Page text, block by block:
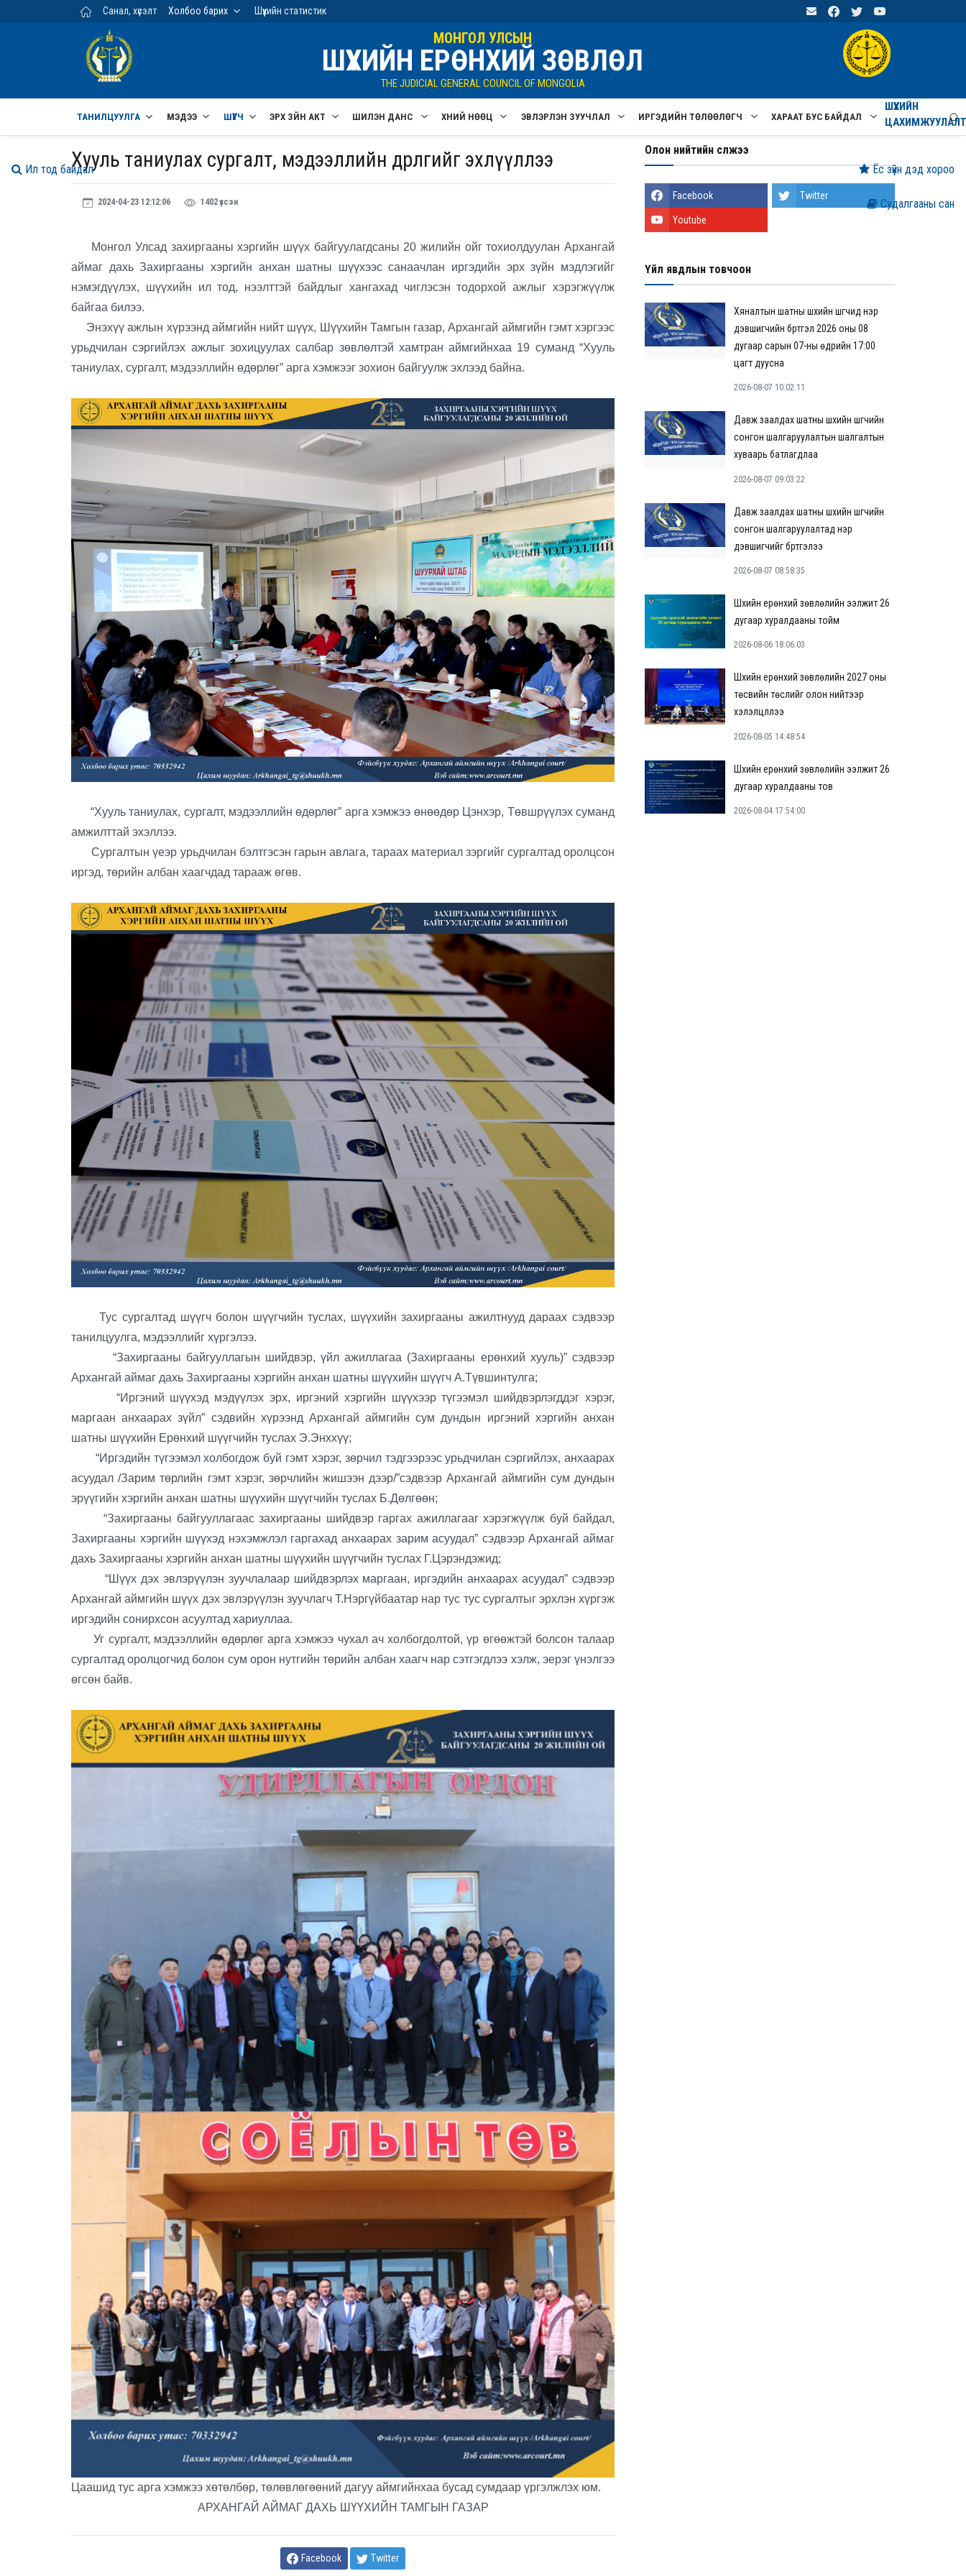
Үндсэн агуулга руу шилжих
Санал, хүсэлт Холбоо барих Шүүхийн статистик
МОНГОЛ УЛСЫН
ШҮҮХИЙН ЕРӨНХИЙ ЗӨВЛӨЛ
THE JUDICIAL GENERAL COUNCIL OF MONGOLIA
ТАНИЛЦУУЛГА МЭДЭЭ ШҮҮГЧ ЭРХ ЗҮЙН АКТ ШИЛЭН ДАНС ХҮНИЙ НӨӨЦ ЭВЛЭРҮҮЛЭН ЗУУЧЛАЛ ИРГЭДИЙН ТӨЛӨӨЛӨГЧ ХАРААТ БУС БАЙДАЛ
ШҮҮХИЙН
Хууль таниулах сургалт, мэдээллийн өдөрлөгийг эхлүүллээ
2024-04-23 12:12:06 1402 үзсэн
Монгол Улсад захиргааны хэргийн шүүх байгуулагдсаны 20 жилийн ойг тохиолдуулан Архангай
аймаг дахь Захиргааны хэргийн анхан шатны шүүхээс санаачлан иргэдийн эрх зүйн мэдлэгийг
нэмэгдүүлэх, шүүхийн ил тод, нээлттэй байдлыг хангахад чиглэсэн тодорхой ажлыг хэрэгжүүлж
байгаа билээ.
Энэхүү ажлын хүрээнд аймгийн нийт шүүх, Шүүхийн Тамгын газар, Архангай аймгийн гэмт хэргээс
урьдчилан сэргийлэх ажлыг зохицуулах салбар зөвлөлтэй хамтран аймгийнхаа 19 суманд “Хууль
таниулах, сургалт, мэдээллийн өдөрлөг” арга хэмжээг зохион байгуулж эхлээд байна.
“Хууль таниулах, сургалт, мэдээллийн өдөрлөг” арга хэмжээ өнөөдөр Цэнхэр, Төвшрүүлэх суманд
амжилттай эхэллээ.
Сургалтын үеэр урьдчилан бэлтгэсэн гарын авлага, тараах материал зэргийг сургалтад оролцсон
иргэд, төрийн албан хаагчдад тарааж өгөв.
Тус сургалтад шүүгч болон шүүгчийн туслах, шүүхийн захиргааны ажилтнууд дараах сэдвээр
танилцуулга, мэдээллийг хүргэлээ.
“Захиргааны байгууллагын шийдвэр, үйл ажиллагаа (Захиргааны ерөнхий хууль)” сэдвээр
Архангай аймаг дахь Захиргааны хэргийн анхан шатны шүүхийн шүүгч А.Түвшинтулга;
“Иргэний шүүхэд мэдүүлэх эрх, иргэний хэргийн шүүхээр түгээмэл шийдвэрлэгддэг хэрэг,
маргаан анхаарах зүйл” сэдвийн хүрээнд Архангай аймгийн сум дундын иргэний хэргийн анхан
шатны шүүхийн Ерөнхий шүүгчийн туслах Э.Энххүү;
“Иргэдийн түгээмэл холбогдож буй гэмт хэрэг, зөрчил тэдгээрээс урьдчилан сэргийлэх, анхаарах
асуудал /Зарим төрлийн гэмт хэрэг, зөрчлийн жишээн дээр/”сэдвээр Архангай аймгийн сум дундын
эрүүгийн хэргийн анхан шатны шүүхийн шүүгчийн туслах Б.Дөлгөөн;
“Захиргааны байгууллагаас захиргааны шийдвэр гаргах ажиллагааг хэрэгжүүлж буй байдал,
Захиргааны хэргийн шүүхэд нэхэмжлэл гаргахад анхаарах зарим асуудал” сэдвээр Архангай аймаг
дахь Захиргааны хэргийн анхан шатны шүүхийн шүүгчийн туслах Г.Цэрэндэжид;
“Шүүх дэх эвлэрүүлэн зуучлалаар шийдвэрлэх маргаан, иргэдийн анхаарах асуудал” сэдвээр
Архангай аймгийн шүүх дэх эвлэрүүлэн зуучлагч Т.Нэргүйбаатар нар тус тус сургалтыг эрхлэн хүргэж
иргэдийн сонирхсон асуултад хариуллаа.
Уг сургалт, мэдээллийн өдөрлөг арга хэмжээ чухал ач холбогдолтой, үр өгөөжтэй болсон талаар
сургалтад оролцогчид болон сум орон нутгийн төрийн албан хаагч нар сэтгэгдлээ хэлж, эерэг үнэлгээ
өгсөн байв.
Цаашид тус арга хэмжээ хөтөлбөр, төлөвлөгөөний дагуу аймгийнхаа бусад сумдаар үргэлжлэх юм.
АРХАНГАЙ АЙМАГ ДАХЬ ШҮҮХИЙН ТАМГЫН ГАЗАР
Facebook Twitter
Олон нийтийн сүлжээ
Facebook Twitter
Youtube
Үйл явдлын товчоон
Хяналтын шатны шүүхийн шүүгчид нэр
дэвшигчийн бүртгэл 2026 оны 08
дугаар сарын 07-ны өдрийн 17:00
цагт дуусна
2026-08-07 10:02:11
Давж заалдах шатны шүүхийн шүүгчийн
сонгон шалгаруулалтын шалгалтын
хуваарь батлагдлаа
2026-08-07 09:03:22
Давж заалдах шатны шүүхийн шүүгчийн
сонгон шалгаруулалтад нэр
дэвшигчийг бүртгэлээ
2026-08-07 08:58:35
Шүүхийн ерөнхий зөвлөлийн ээлжит 26
дугаар хуралдааны тойм
2026-08-06 18:06:03
Шүүхийн ерөнхий зөвлөлийн 2027 оны
төсвийн төслийг олон нийтээр
хэлэлцүүллээ
2026-08-05 14:48:54
Шүүхийн ерөнхий зөвлөлийн ээлжит 26
дугаар хуралдааны тов
2026-08-04 17:54:00
Судалгааны сан
Ёс зүйн дэд хороо
Ил тод байдал